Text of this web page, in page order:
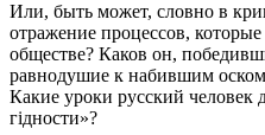
Или, быть может, словно в
отражение процессов,
обществе? Каков он,
равнодушие к набившим
Какие уроки русский человек
гiдности»?